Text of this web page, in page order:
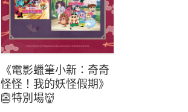
《電影蠟筆小新：奇奇
怪怪！我的妖怪假期》
👺特別場👹